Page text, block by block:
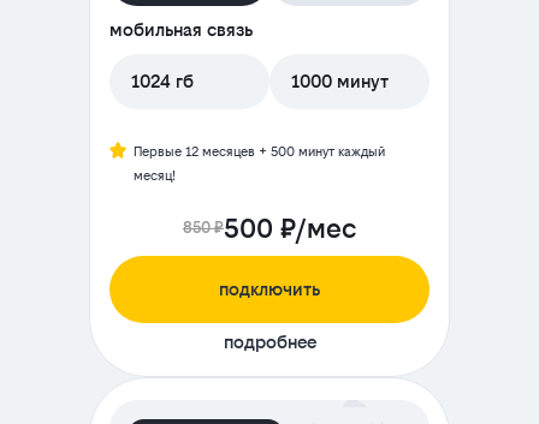
мобильная связь
1024 гб 1000 минут
Первые 12 месяцев + 500 минут каждый
месяц!
850 ₽500 ₽/мес
подключить
подробнее